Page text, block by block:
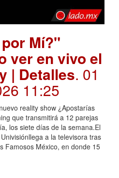
Mí?"
ver en vivo el
| Detalles. 01
11:25
reality show ¿Apostarías
que transmitirá a 12 parejas
los siete días de la semana.El
a la televisora tras
Famosos México, en donde 15